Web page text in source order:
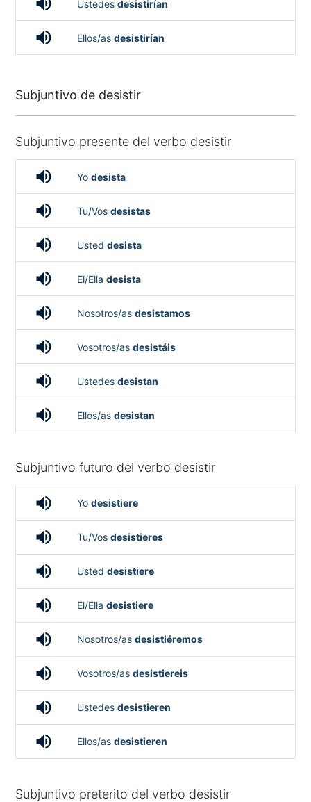
Ustedes desistirían
volume_up Ellos/as desistirían
Subjuntivo de desistir
Subjuntivo presente del verbo desistir
volume_up Yo desista
volume_up Tu/Vos desistas
volume_up Usted desista
volume_up El/Ella desista
volume_up Nosotros/as desistamos
volume_up Vosotros/as desistáis
volume_up Ustedes desistan
volume_up Ellos/as desistan
Subjuntivo futuro del verbo desistir
volume_up Yo desistiere
volume_up Tu/Vos desistieres
volume_up Usted desistiere
volume_up El/Ella desistiere
volume_up Nosotros/as desistiéremos
volume_up Vosotros/as desistiereis
volume_up Ustedes desistieren
volume_up Ellos/as desistieren
Subjuntivo preterito del verbo desistir